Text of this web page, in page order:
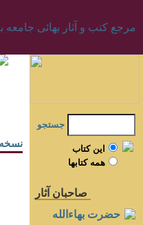
جستجو
اين کتاب
همه کتابها
صاحبان آثار
حضرت بهاءالله